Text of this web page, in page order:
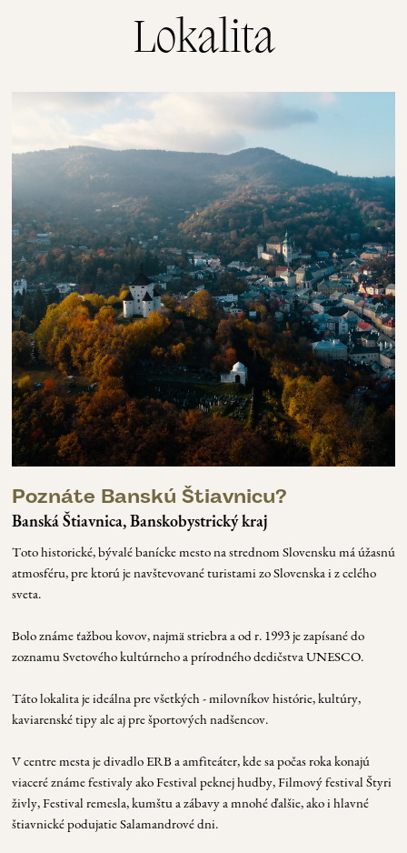
Lokalita
Poznáte Banskú Štiavnicu?
Banská Štiavnica, Banskobystrický kraj
Toto historické, bývalé banícke mesto na strednom Slovensku má úžasnú
atmosféru, pre ktorú je navštevované turistami zo Slovenska i z celého
sveta.
Bolo známe ťažbou kovov, najmä striebra a od r. 1993 je zapísané do
zoznamu Svetového kultúrneho a prírodného dedičstva UNESCO.
Táto lokalita je ideálna pre všetkých - milovníkov histórie, kultúry,
kaviarenské tipy ale aj pre športových nadšencov.
V centre mesta je divadlo ERB a amfiteáter, kde sa počas roka konajú
viaceré známe festivaly ako Festival peknej hudby, Filmový festival Štyri
živly, Festival remesla, kumštu a zábavy a mnohé ďalšie, ako i hlavné
štiavnické podujatie Salamandrové dni.